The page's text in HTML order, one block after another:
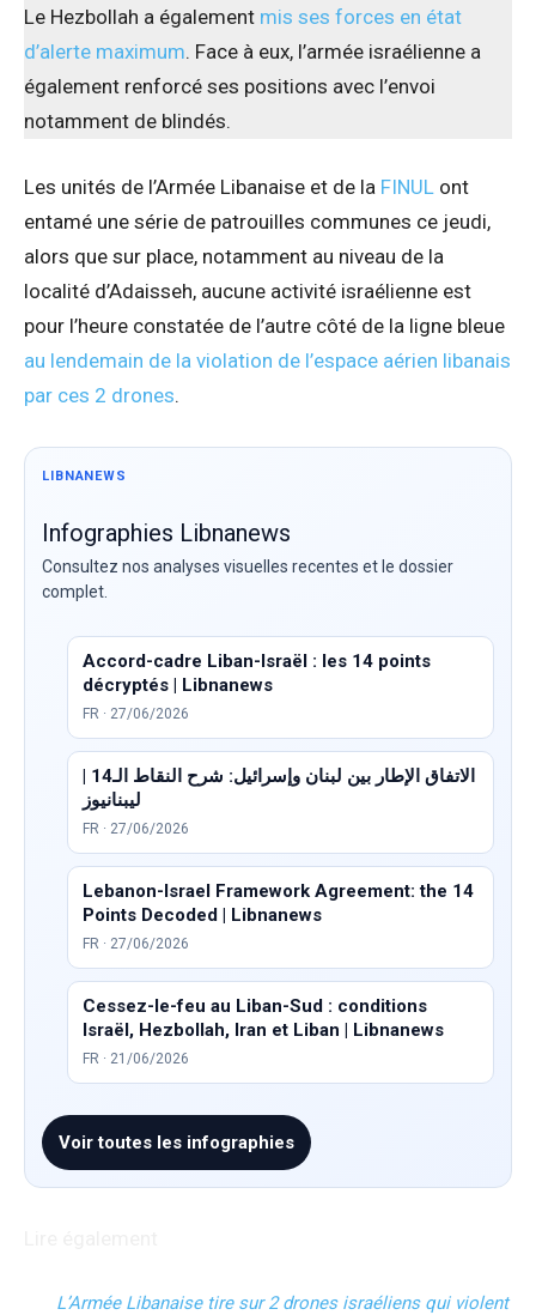
Le Hezbollah a également mis ses forces en état
d’alerte maximum. Face à eux, l’armée israélienne a
également renforcé ses positions avec l’envoi
notamment de blindés.
Les unités de l’Armée Libanaise et de la FINUL ont
entamé une série de patrouilles communes ce jeudi,
alors que sur place, notamment au niveau de la
localité d’Adaisseh, aucune activité israélienne est
pour l’heure constatée de l’autre côté de la ligne bleue
au lendemain de la violation de l’espace aérien libanais
par ces 2 drones.
LIBNANEWS
Infographies Libnanews
Consultez nos analyses visuelles recentes et le dossier
complet.
Accord-cadre Liban-Israël : les 14 points
décryptés | Libnanews
FR · 27/06/2026
الاتفاق الإطار بين لبنان وإسرائيل: شرح النقاط الـ14 |
ليبنانيوز
FR · 27/06/2026
Lebanon-Israel Framework Agreement: the 14
Points Decoded | Libnanews
FR · 27/06/2026
Cessez-le-feu au Liban-Sud : conditions
Israël, Hezbollah, Iran et Liban | Libnanews
FR · 21/06/2026
Voir toutes les infographies
L’Armée Libanaise tire sur 2 drones israéliens qui violent